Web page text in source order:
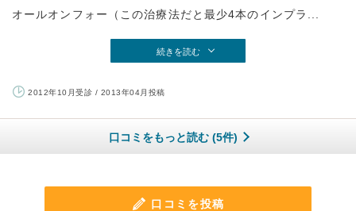
オールオンフォー（この治療法だと最少4本のインプラ...
続きを読む
2012年10月受診 / 2013年04月投稿
口コミをもっと読む (5件)
口コミを投稿